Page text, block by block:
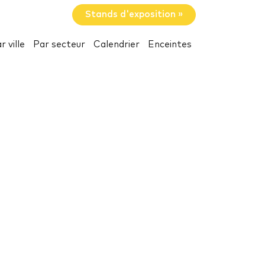
Stands d'exposition »
ville Par secteur Calendrier Enceintes